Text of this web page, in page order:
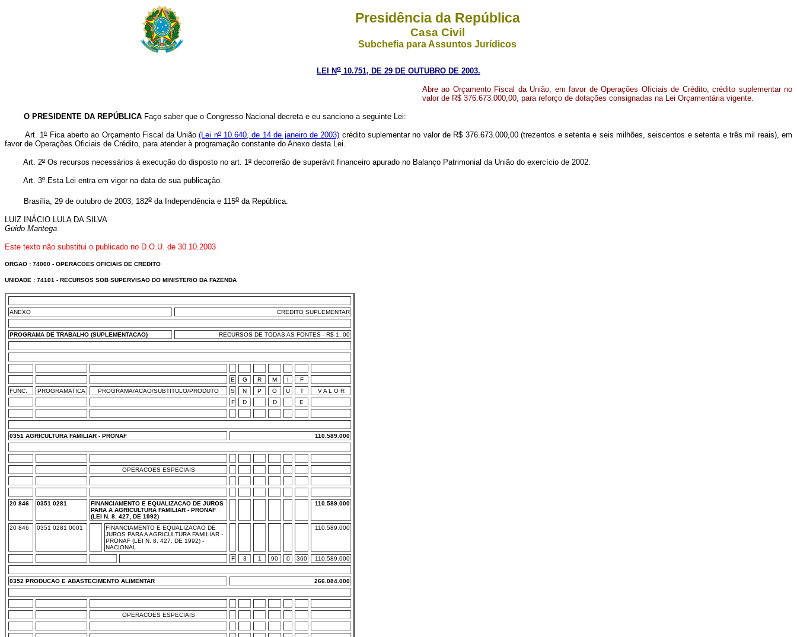
Presidência da República
Casa Civil
Subchefia para Assuntos Jurídicos
LEI No 10.751, DE 29 DE OUTUBRO DE 2003.
Abre ao Orçamento Fiscal da União, em favor de Operações Oficiais de Crédito, crédito suplementar no
valor de R$ 376.673.000,00, para reforço de dotações consignadas na Lei Orçamentária vigente.
O PRESIDENTE DA REPÚBLICA Faço saber que o Congresso Nacional decreta e eu sanciono a seguinte Lei:
Art. 1ºFica aberto ao Orçamento Fiscal da União(Lei nº10.640, de 14 de janeiro de 2003) crédito suplementar no valor de R$ 376.673.000,00 (trezentos e setenta e seis milhões, seiscentos e setenta e três mil reais), em
favor de Operações Oficiais de Crédito, para atender à programação constante do Anexo desta Lei.
Art. 2º Os recursos necessários à execução do disposto no art. 1º decorrerão de superávit financeiro apurado no Balanço Patrimonial da União do exercício de 2002.
Art. 3º Esta Lei entra em vigor na data de sua publicação.
Brasília, 29 de outubro de 2003; 182o da Independência e 115o da República.
LUIZ INÁCIO LULA DA SILVA
Guido Mantega
Este texto não substitui o publicado no D.O.U. de 30.10.2003
ORGAO : 74000 - OPERACOES OFICIAIS DE CREDITO
UNIDADE : 74101 - RECURSOS SOB SUPERVISAO DO MINISTERIO DA FAZENDA
ANEXO CREDITO SUPLEMENTAR
PROGRAMA DE TRABALHO (SUPLEMENTACAO) RECURSOS DE TODAS AS FONTES - R$ 1, 00
E G R M I
F
FUNC.
PROGRAMATICA PROGRAMA/ACAO/SUBTITULO/PRODUTO S N P O U T
V A L O R
F
D D E
0351 AGRICULTURA FAMILIAR - PRONAF 110.589.000
OPERACOES ESPECIAIS
20 846 0351 0281
FINANCIAMENTO E EQUALIZACAO DE JUROS
PARA A AGRICULTURA FAMILIAR - PRONAF
(LEI N. 8. 427, DE 1992)
110.589.000
20 846 0351 0281 0001
FINANCIAMENTO E EQUALIZACAO DE
JUROS PARA A AGRICULTURA FAMILIAR -
PRONAF (LEI N. 8. 427, DE 1992) -
NACIONAL
110.589.000
F 3 1 90 0 360 110.589.000
0352 PRODUCAO E ABASTECIMENTO ALIMENTAR 266.084.000
OPERACOES ESPECIAIS